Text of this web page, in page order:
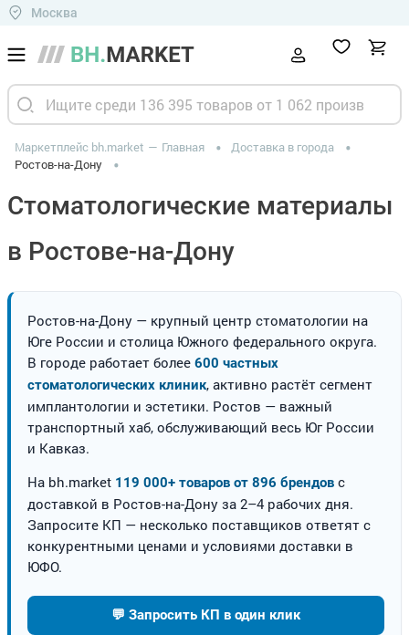
Москва
Маркетплейс bh.market Главная
Доставка в города
Ростов-на-Дону
Стоматологические материалы
в Ростове-на-Дону
Ростов-на-Дону — крупный центр стоматологии на
Юге России и столица Южного федерального округа.
В городе работает более 600 частных
стоматологических клиник, активно растёт сегмент
имплантологии и эстетики. Ростов — важный
транспортный хаб, обслуживающий весь Юг России
и Кавказ.
На bh.market 119 000+ товаров от 896 брендов с
доставкой в Ростов-на-Дону за 2–4 рабочих дня.
Запросите КП — несколько поставщиков ответят с
конкурентными ценами и условиями доставки в
ЮФО.
💬 Запросить КП в один клик